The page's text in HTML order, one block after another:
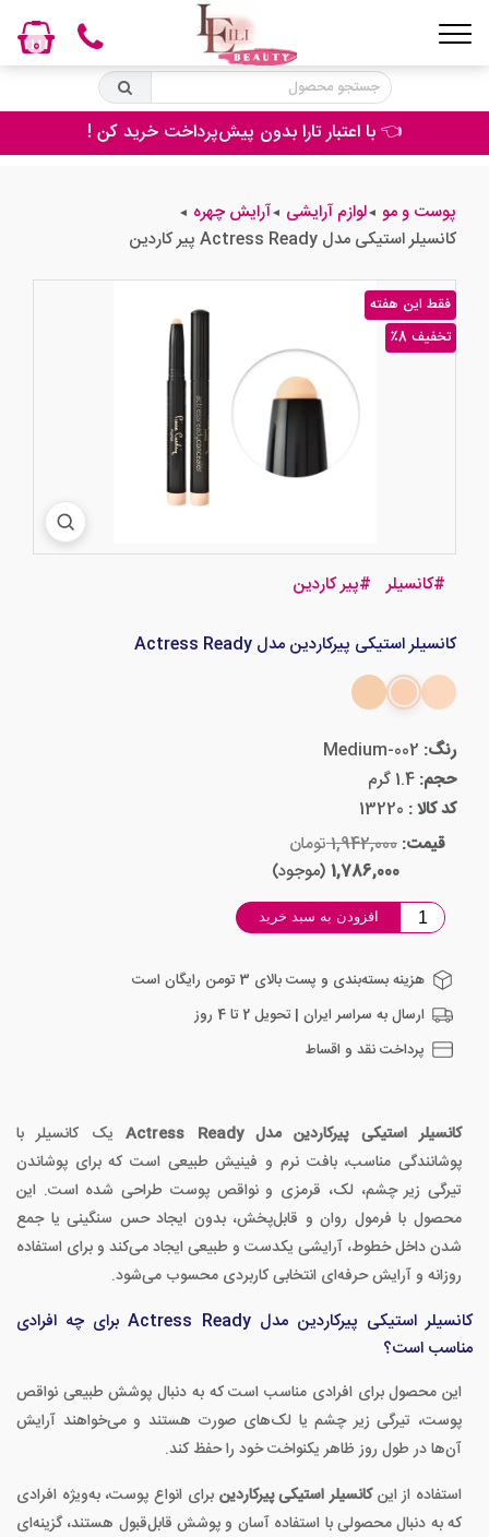
👈 با اعتبار تارا بدون پیش‌پرداخت خرید کن !
0
پوست و مو ◄لوازم آرایشی ◄آرایش چهره ◄
کانسیلر استیکی مدل Actress Ready پیر کاردین
٪8 تخفیف
فقط این هفته
#کانسیلر #پیر کاردین
کانسیلر استیکی پیرکاردین مدل Actress Ready
رنگ: Medium-002
حجم: 1.4 گرم
کد کالا : 13220
قیمت: 1,942,000 تومان
1,786,000 (موجود)
افزودن به سبد خرید
هزینه بسته‌بندی و پست بالای 3 تومن رایگان است
ارسال به سراسر ایران | تحویل 2 تا 4 روز
پرداخت نقد و اقساط
کانسیلر استیکی پیرکاردین مدل Actress Ready
یک کانسیلر با
پوشانندگی مناسب، بافت نرم و فینیش طبیعی است که برای پوشاندن
تیرگی زیر چشم، لک، قرمزی و نواقص پوست طراحی شده است. این
محصول با فرمول روان و قابل‌پخش، بدون ایجاد حس سنگینی یا جمع
شدن داخل خطوط، آرایشی یکدست و طبیعی ایجاد می‌کند و برای استفاده
روزانه و آرایش حرفه‌ای انتخابی کاربردی محسوب می‌شود.
کانسیلر استیکی پیرکاردین مدل Actress Ready برای چه افرادی
مناسب است؟
این محصول برای افرادی مناسب است که به دنبال پوشش طبیعی نواقص
پوست، تیرگی زیر چشم یا لک‌های صورت هستند و می‌خواهند آرایش
آن‌ها در طول روز ظاهر یکنواخت خود را حفظ کند.
استفاده از اینکانسیلر استیکی پیرکاردین برای انواع پوست، به‌ویژه افرادی
که به دنبال محصولی با استفاده آسان و پوشش قابل‌قبول هستند، گزینه‌ای